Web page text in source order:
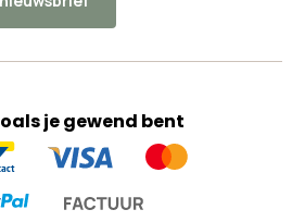
je gewend bent
Geaccepteerde
betaalmethoden